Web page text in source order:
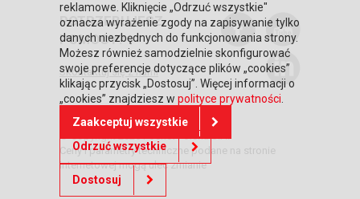
POTRZEBUJESZ
POMOCY?
Skontaktuj się z nami
© Copyright 2026 Posnet Polska S.A.
Ceny i parametry techniczne podane na stronie
internetowej mogą ulec zmianie
reklamowe. Kliknięcie „Odrzuć wszystkie"
oznacza wyrażenie zgody na zapisywanie tylko
danych niezbędnych do funkcjonowania strony.
Możesz również samodzielnie skonfigurować
swoje preferencje dotyczące plików „cookies”
klikając przycisk „Dostosuj”. Więcej informacji o
„cookies” znajdziesz w polityce prywatności
Zaakceptuj wszystkie
Odrzuć wszystkie
Dostosuj